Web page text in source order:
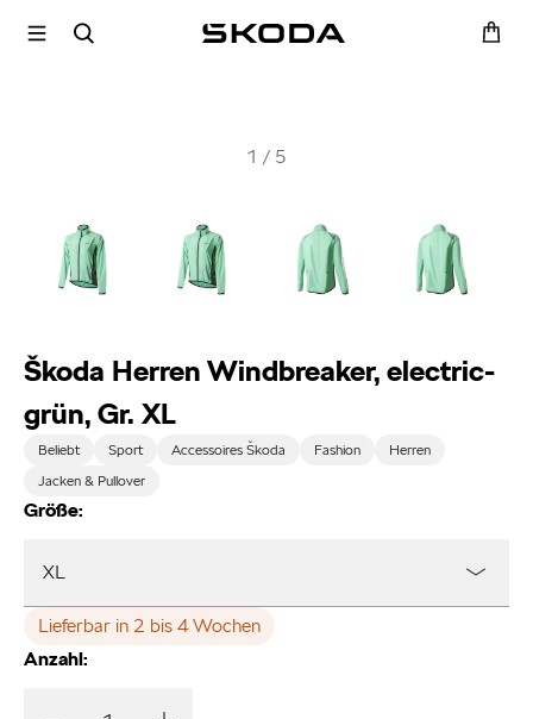
1 / 5
Škoda Herren Windbreaker, electric-
grün, Gr. XL
Beliebt Sport Accessoires Škoda Fashion
Herren
Jacken & Pullover
Größe:
XL
Lieferbar in 2 bis 4 Wochen
Anzahl: